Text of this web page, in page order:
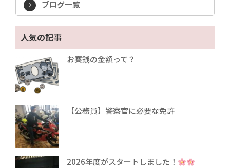
ブログ一覧
人気の記事
お賽銭の金額って？
【公務員】警察官に必要な免許
2026年度がスタートしました！